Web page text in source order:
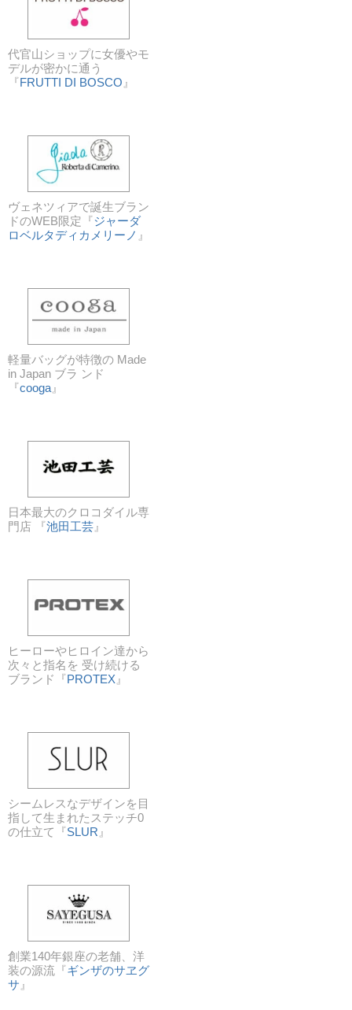
代官山ショップに女優やモ
デルが密かに通う
『FRUTTI DI BOSCO 』
ヴェネツィアで誕生ブラン
ドのWEB限定『ジャーダ
ロベルタディカメリーノ 』
軽量バッグが特徴の Made
in Japan ブラ ンド
『cooga 』
日本最大のクロコダイル専
門店 『池田工芸 』
ヒーローやヒロイン達から
次々と指名を 受け続ける
ブランド『PROTEX 』
シームレスなデザインを目
指して生まれたステッチ0
の仕立て『SLUR 』
創業140年銀座の老舗、洋
装の源流『ギンザのサヱグ
サ 』